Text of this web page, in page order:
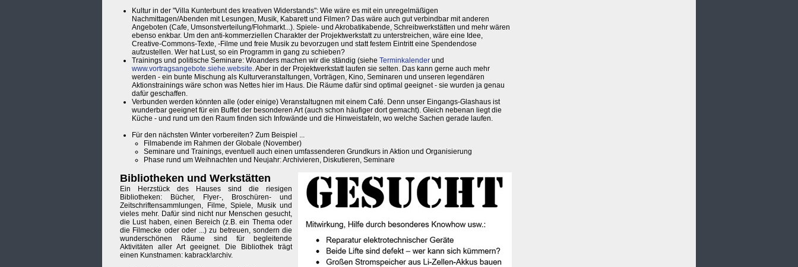
Kultur in der "Villa Kunterbunt des kreativen Widerstands": Wie wäre es mit ein unregelmäßigen
Nachmittagen/Abenden mit Lesungen, Musik, Kabarett und Filmen? Das wäre auch gut verbindbar mit anderen
Angeboten (Cafe, Umsonstverteilung/Flohmarkt...). Spiele- und Akrobatikabende, Schreibwerkstätten und mehr wären
ebenso enkbar. Um den anti-kommerziellen Charakter der Projektwerkstatt zu unterstreichen, wäre eine Idee,
Creative-Commons-Texte, -Filme und freie Musik zu bevorzugen und statt festem Eintritt eine Spendendose
aufzustellen. Wer hat Lust, so ein Programm in gang zu schieben?
Trainings und politische Seminare: Woanders machen wir die ständig (siehe Terminkalender und
www.vortragsangebote.siehe.website. Aber in der Projektwerkstatt laufen sie selten. Das kann gerne auch mehr
werden - ein bunte Mischung als Kulturveranstaltungen, Vorträgen, Kino, Seminaren und unseren legendären
Aktionstrainings wäre schon was Nettes hier im Haus. Die Räume dafür sind optimal geeignet - sie wurden ja genau
dafür geschaffen.
Verbunden werden könnten alle (oder einige) Veranstaltugnen mit einem Café. Denn unser Eingangs-Glashaus ist
wunderbar geeignet für ein Buffet der besonderen Art (auch schon häufiger dort gemacht). Gleich nebenan liegt die
Küche - und rund um den Raum finden sich Infowände und die Hinweistafeln, wo welche Sachen gerade laufen.
Für den nächsten Winter vorbereiten? Zum Beispiel ...
Filmabende im Rahmen der Globale (November)
Seminare und Trainings, eventuell auch einen umfassenderen Grundkurs in Aktion und Organisierung
Phase rund um Weihnachten und Neujahr: Archivieren, Diskutieren, Seminare
Bibliotheken und Werkstätten
Ein Herzstück des Hauses sind die riesigen
Bibliotheken: Bücher, Flyer-, Broschüren- und
Zeitschriftensammlungen, Filme, Spiele, Musik und
vieles mehr. Dafür sind nicht nur Menschen gesucht,
die Lust haben, einen Bereich (z.B. ein Thema oder
die Filmecke oder oder ...) zu betreuen, sondern die
wunderschönen Räume sind für begleitende
Aktivitäten aller Art geeignet. Die Bibliothek trägt
einen Kunstnamen: kabrack!archiv.